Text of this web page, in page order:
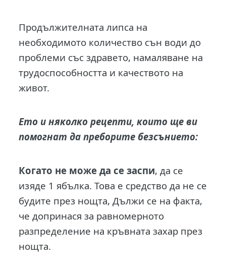
Продължителната липса на
необходимото количество сън води до
проблеми със здравето, намаляване на
трудоспособността и качеството на
живот.
Ето и няколко рецепти, които ще ви
помогнат да преборите безсънието:
Когато не може да се заспи, да се
изяде 1 ябълка. Това е средство да не се
будите през нощта, Дължи се на факта,
че допринася за равномерното
разпределение на кръвната захар през
нощта.